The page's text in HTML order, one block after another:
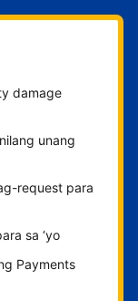
damage
unang
request para
sa ‘yo
Payments